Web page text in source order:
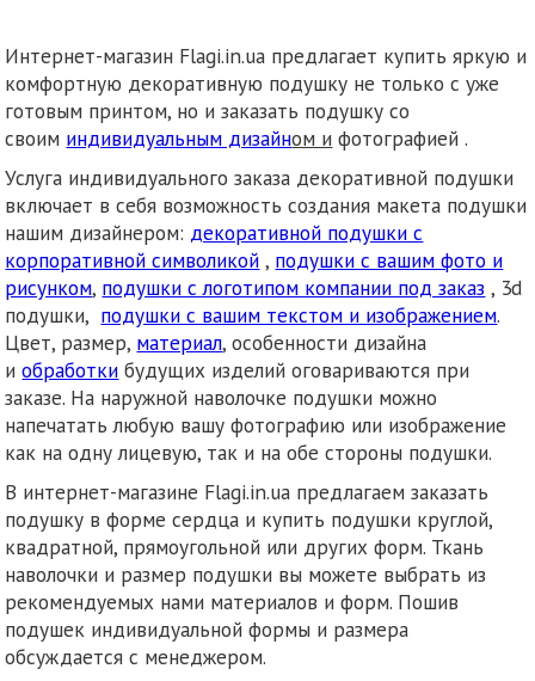
Интернет-магазин Flagi.in.ua предлагает купить яркую и
комфортную декоративную подушку не только с уже
готовым принтом, но и заказать подушку со
своим индивидуальным дизайном и фотографией .
Услуга индивидуального заказа декоративной подушки
включает в себя возможность создания макета подушки
нашим дизайнером: декоративной подушки с
корпоративной символикой , подушки с вашим фото и
рисунком, подушки с логотипом компании под заказ , 3d
подушки, подушки с вашим текстом и изображением.
Цвет, размер, материал, особенности дизайна
иобработки будущих изделий оговариваются при
заказе. На наружной наволочке подушки можно
напечатать любую вашу фотографию или изображение
как на одну лицевую, так и на обе стороны подушки.
В интернет-магазине Flagi.in.ua предлагаем заказать
подушку в форме сердца и купить подушки круглой,
квадратной, прямоугольной или других форм. Ткань
наволочки и размер подушки вы можете выбрать из
рекомендуемых нами материалов и форм. Пошив
подушек индивидуальной формы и размера
обсуждается с менеджером.